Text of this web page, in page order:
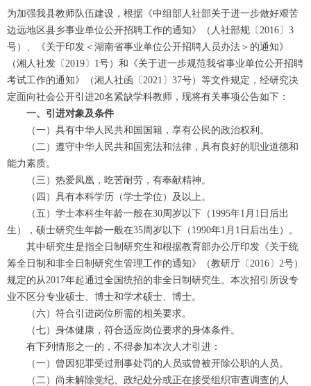
为加强我县教师队伍建设，根据《中组部人社部关于进一步做好艰苦
边远地区县乡事业单位公开招聘工作的通知》（人社部规〔2016〕3
号）、《关于印发＜湖南省事业单位公开招聘人员办法＞的通知》
（湘人社发〔2019〕1号）和《关于进一步规范我省事业单位公开招聘
考试工作的通知》（湘人社函〔2021〕37号）等文件规定，经研究决
定面向社会公开引进20名紧缺学科教师，现将有关事项公告如下：
一、引进对象及条件
（一）具有中华人民共和国国籍，享有公民的政治权利。
（二）遵守中华人民共和国宪法和法律，具有良好的职业道德和
能力素质。
（三）热爱凤凰，吃苦耐劳，有奉献精神。
（四）具有本科学历（学士学位）及以上。
（五）学士本科生年龄一般在30周岁以下（1995年1月1日后出
生），硕士研究生年龄一般在35周岁以下（1990年1月1日后出生）。
其中研究生是指全日制研究生和根据教育部办公厅印发《关于统
筹全日制和非全日制研究生管理工作的通知》（教研厅〔2016〕2号）
规定的从2017年起通过全国统招的非全日制研究生。本次招引所设专
业不区分专业硕士、博士和学术硕士、博士。
（六）符合引进岗位所需的相关要求。
（七）身体健康，符合适应岗位要求的身体条件。
有下列情形之一的，不得参加本次人才引进：
（一）曾因犯罪受过刑事处罚的人员或曾被开除公职的人员。
（二）尚未解除党纪、政纪处分或正在接受组织审查调查的人